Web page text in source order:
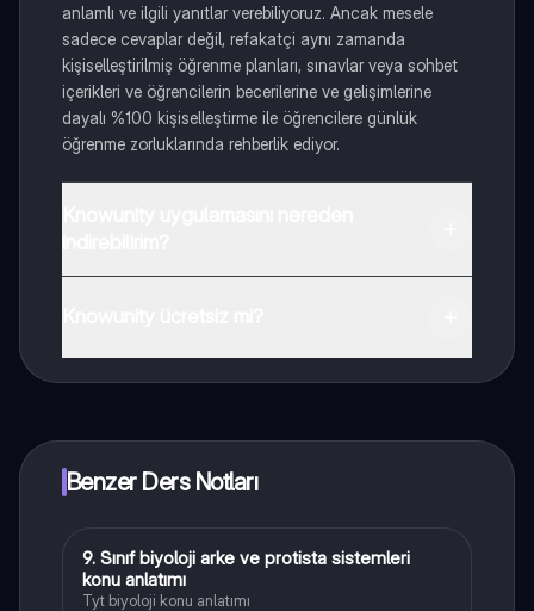
anlamlı ve ilgili yanıtlar verebiliyoruz. Ancak mesele
sadece cevaplar değil, refakatçi aynı zamanda
kişiselleştirilmiş öğrenme planları, sınavlar veya sohbet
içerikleri ve öğrencilerin becerilerine ve gelişimlerine
dayalı %100 kişiselleştirme ile öğrencilere günlük
öğrenme zorluklarında rehberlik ediyor.
Benzer Ders Notları
9Biyoloji
9. Sınıf biyoloji arke ve protista sistemleri
konu anlatımı
Tyt biyoloji konu anlatımı